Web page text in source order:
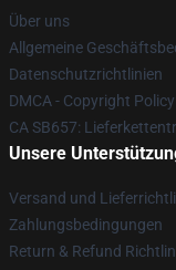
Über uns
Allgemeine
Datenschutzrichtlinien
DMCA - Copyright Policy
CA SB657:
Unsere
Versand und
Zahlungsbedingungen
Return & Refund